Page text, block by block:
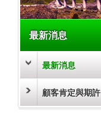
最新消息
最新消息
顧客肯定與期許